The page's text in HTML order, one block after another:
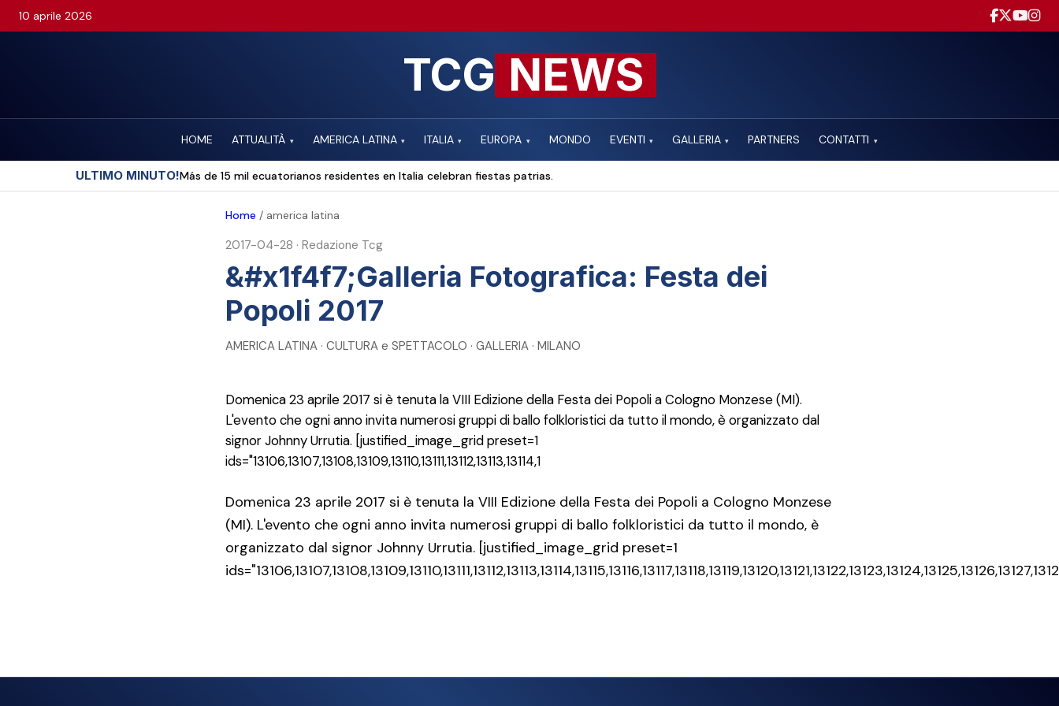
10 aprile 2026
TCG NEWS
HOME ATTUALITÀ ▾ AMERICA LATINA ▾ ITALIA ▾ EUROPA ▾ MONDO EVENTI ▾ GALLERIA ▾ PARTNERS CONTATTI ▾
ULTIMO MINUTO!Más de 15 mil ecuatorianos residentes en Italia celebran fiestas patrias.
Home / america latina
2017-04-28 · Redazione Tcg
&#x1f4f7;Galleria Fotografica: Festa dei
Popoli 2017
AMERICA LATINA · CULTURA e SPETTACOLO · GALLERIA · MILANO
Domenica 23 aprile 2017 si è tenuta la VIII Edizione della Festa dei Popoli a Cologno Monzese (MI).
L'evento che ogni anno invita numerosi gruppi di ballo folkloristici da tutto il mondo, è organizzato dal
signor Johnny Urrutia. [justified_image_grid preset=1
ids="13106,13107,13108,13109,13110,13111,13112,13113,13114,1
Domenica 23 aprile 2017 si è tenuta la VIII Edizione della Festa dei Popoli a Cologno Monzese
(MI). L'evento che ogni anno invita numerosi gruppi di ballo folkloristici da tutto il mondo, è
organizzato dal signor Johnny Urrutia. [justified_image_grid preset=1